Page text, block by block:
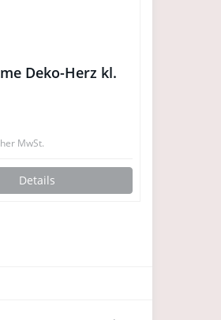
Deko-Herz kl.
MwSt.
Details